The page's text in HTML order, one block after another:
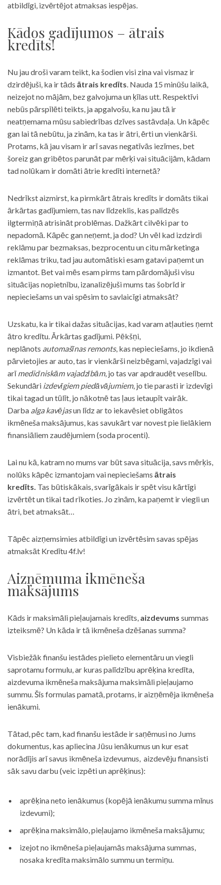
atbildīgi, izvērtējot atmaksas iespējas.
Kādos gadījumos – ātrais
kredīts!
Nu jau droši varam teikt, ka šodien visi zina vai vismaz ir
dzirdējuši, ka ir tāds ātrais kredīts. Nauda 15 minūšu laikā,
neizejot no mājām, bez galvojuma un ķīlas utt. Respektīvi
nebūs pārspīlēti teikts, ja apgalvošu, ka nu jau tā ir
neatņemama mūsu sabiedrības dzīves sastāvdaļa. Un kāpēc
gan lai tā nebūtu, ja zinām, ka tas ir ātri, ērti un vienkārši.
Protams, kā jau visam ir arī savas negatīvās iezīmes, bet
šoreiz gan gribētos parunāt par mērķi vai situācijām, kādam
tad nolūkam ir domāti ātrie kredīti internetā?
Nedrīkst aizmirst, ka pirmkārt ātrais kredīts ir domāts tikai
ārkārtas gadījumiem, tas nav līdzeklis, kas palīdzēs
ilgtermiņā atrisināt problēmas. Dažkārt cilvēki par to
nepadomā. Kāpēc gan neņemt, ja dod? Un vēl kad izdzirdi
reklāmu par bezmaksas, bezprocentu un citu mārketinga
reklāmas triku, tad jau automātiski esam gatavi paņemt un
izmantot. Bet vai mēs esam pirms tam pārdomājuši visu
situācijas nopietnību, izanalizējuši mums tas šobrīd ir
nepieciešams un vai spēsim to savlaicīgi atmaksāt?
Uzskatu, ka ir tikai dažas situācijas, kad varam atļauties ņemt
ātro kredītu. Ārkārtas gadījumi. Pēkšņi,
neplānots automašīnas remonts, kas nepieciešams, jo ikdienā
pārvietojies ar auto, tas ir vienkārši neizbēgami, vajadzīgi vai
arīmedicīniskām vajadzībām, jo tas var apdraudēt veselību.
Sekundāri izdevīgiem piedāvājumiem, jo tie parasti ir izdevīgi
tikai tagad un tūlīt, jo nākotnē tas ļaus ietaupīt vairāk.
Darba alga kavējasun līdz ar to iekavēsiet obligātos
ikmēneša maksājumus, kas savukārt var novest pie lielākiem
finansiāliem zaudējumiem (soda procenti).
Lai nu kā, katram no mums var būt sava situācija, savs mērķis,
nolūks kāpēc izmantojam vai nepieciešams ātrais
kredīts. Tas būtiskākais, svarīgākais ir spēt visu kārtīgi
izvērtēt un tikai tad rīkoties. Jo zinām, ka paņemt ir viegli un
ātri, bet atmaksāt…
Tāpēc aizņemsimies atbildīgi un izvērtēsim savas spējas
atmaksāt Kredītu 4f.lv!
Aizņēmuma ikmēneša
maksājums
Kāds ir maksimāli pieļaujamais kredīts, aizdevums summas
izteiksmē? Un kāda ir tā ikmēneša dzēšanas summa?
Visbiežāk finanšu iestādes pielieto elementāru un viegli
saprotamu formulu, ar kuras palīdzību aprēķina kredīta,
aizdevuma ikmēneša maksājuma maksimāli pieļaujamo
summu. Šīs formulas pamatā, protams, ir aizņēmēja ikmēneša
ienākumi.
Tātad, pēc tam, kad finanšu iestāde ir saņēmusi no Jums
dokumentus, kas apliecina Jūsu ienākumus un kur esat
norādījis arī savus ikmēneša izdevumus, aizdevēju finansisti
sāk savu darbu (veic izpēti un aprēķinus):
aprēķina neto ienākumus (kopējā ienākumu summa mīnus
izdevumi);
aprēķina maksimālo, pieļaujamo ikmēneša maksājumu;
izejot no ikmēneša pieļaujamās maksājuma summas,
nosaka kredīta maksimālo summu un termiņu.